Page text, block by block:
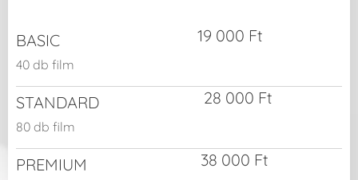
BASIC
40 db film
19 000 Ft
STANDARD
80 db film
28 000 Ft
PREMIUM 38 000 Ft